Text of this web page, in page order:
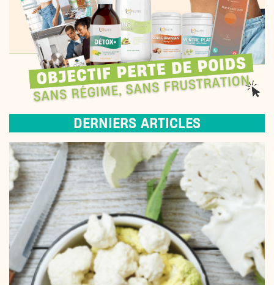
DERNIERS ARTICLES